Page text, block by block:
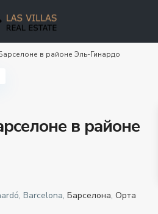
в районе Эль-Гинардо
в районе
Barcelona,Барселона,Орта